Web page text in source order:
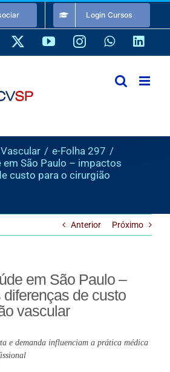
Login Cursos
YouTubeInstagramWhatsApp
e-Folha 297
em São Paulo – impactos
custo para o cirurgião
Anterior Próximo
em São Paulo –
de custo
vascular
e demanda influenciam a prática médica